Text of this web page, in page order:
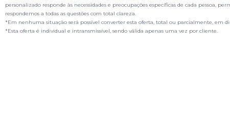
personalizado responde às necessidades e preocupações específicas de cada pessoa,
respondemos a todas as questões com total clareza.
*Em nenhuma situação será possível converter esta oferta, total ou parcialmente, em
*Esta oferta é individual e intransmissível, sendo válida apenas uma vez por cliente.